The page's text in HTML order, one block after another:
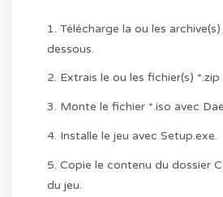
1. Télécharge la ou les
dessous.
2. Extrais le ou les fichier(s)
3. Monte le fichier *.iso avec
4. Installe le jeu avec Setup.exe.
5. Copie le contenu du dossier
du jeu.